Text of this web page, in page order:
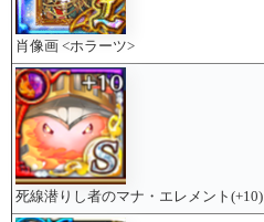
肖像画 <ホラーツ>
死線潜りし者のマナ・エレメント(+10)